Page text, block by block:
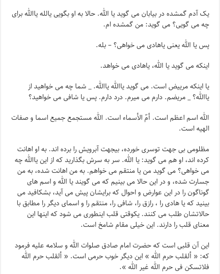
یک آدم گمشده در بیابان می گوید یا الله. حالا به او بگویی یالله یاالله برای
چه می گویی؟ می گوید: من گمشده ام.
پس یا الله یعنی یاهادی می خواهی؟ – بله.
اینکه می گوید یا الله، یاهادی می خواهد.
یا اینکه مرییض است. می گوید یاالله یاالله. _ شما چه می خواهید از
یاالله؟ _ مریضم. دارم می میرم. درد دارم. پس یا شافی می خواهید؟
الله اسم اعظم است. أمّ الأسماء است. الله مستجمع جمیع اسما و صفات
الهیه است.
مظلومی بی جهت توسری خورده، بیجهت آبرویش را برده اند. به او اهانت
کرده اند، او هم می گوید: یا الله. سر به سرش بگذارید که از این یاالله چه
می خواهی؟ می گوید من یا منتقم می خواهم. به من اهانت شده، به من
جسارت شده، و در این حالا می بینیم که می گویند یا الله و اسم های
گوناگون را در این عوارض و احوال که برایشان پیش می آید، بشکافید می
بینید که یا هادی را ، رازق را، شافی را، منتقم را و اسمای دیگر را مطابق با
حالاتشان طلب می کنند. یکوقتی قلب اینطوری می شود که اینها این
معنای قلب را دارند. این خیلی مقام شامخ است.
این آن قلبی است که حضرت امام صادق صلوات الله و سلامه علیه فرمود
که: « ألقلب حرم الله » این دیگر خوب حرمی است. « ألقلب حرم الله
فلاتسکن فی حرم الله غیر الله ».